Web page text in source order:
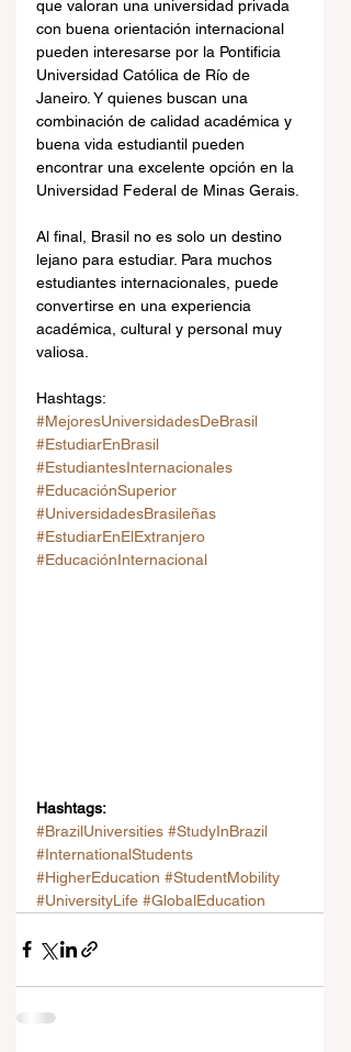
que valoran una universidad privada
con buena orientación internacional
pueden interesarse por la Pontificia
Universidad Católica de Río de
Janeiro. Y quienes buscan una
combinación de calidad académica y
buena vida estudiantil pueden
encontrar una excelente opción en la
Universidad Federal de Minas Gerais.
Al final, Brasil no es solo un destino
lejano para estudiar. Para muchos
estudiantes internacionales, puede
convertirse en una experiencia
académica, cultural y personal muy
valiosa.
Hashtags:
#MejoresUniversidadesDeBrasil
#EstudiarEnBrasil
#EstudiantesInternacionales
#EducaciónSuperior
#UniversidadesBrasileñas
#EstudiarEnElExtranjero
#EducaciónInternacional
Hashtags:
#BrazilUniversities #StudyInBrazil
#InternationalStudents
#HigherEducation #StudentMobility
#UniversityLife #GlobalEducation